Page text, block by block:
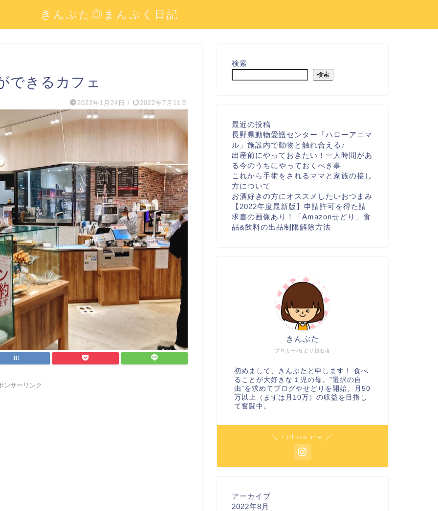
きんぶた◎まんぷく日記
できるカフェ
2022年1月24日 / 2022年7月11日
ンサーリンク
検索
検索
最近の投稿
長野県動物愛護センター「ハローアニマ
ル」施設内で動物と触れ合える♪
出産前にやっておきたい！一人時間があ
る今のうちにやっておくべき事
これから手術をされるママと家族の接し
方について
お酒好きの方にオススメしたいおつまみ
【2022年度最新版】申請許可を得た請
求書の画像あり！「Amazonせどり」食
品&飲料の出品制限解除方法
ブロガー/せどり初心者
きんぶた
初めまして、きんぶたと申します！ 食べ
ることが大好きな１児の母。”選択の自
由”を求めてブログやせどりを開始。月50
万以上（まずは月10万）の収益を目指し
て奮闘中。
＼ Follow me ／
アーカイブ
2022年8月